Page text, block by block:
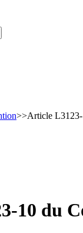
>>Article L3123-
10 du